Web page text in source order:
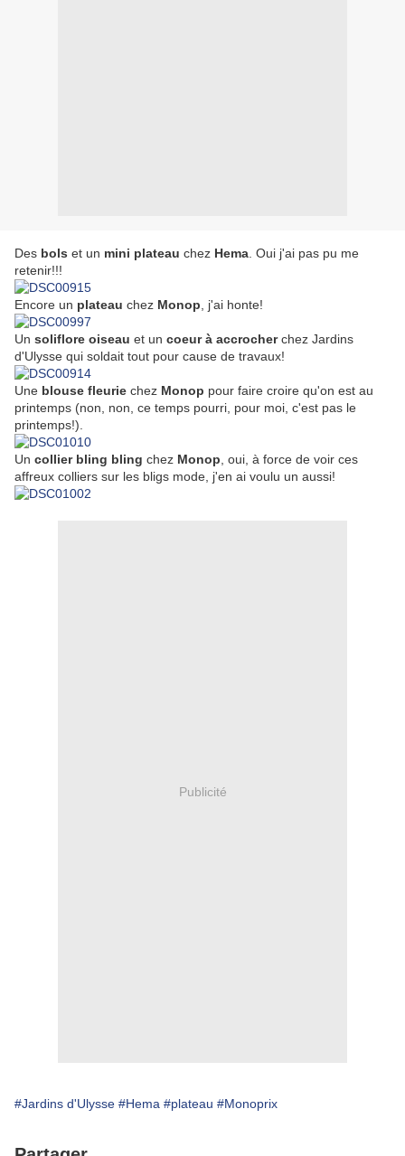
Des bols et un mini plateau chez Hema . Oui j'ai pas pu me
retenir!!!
Encore un plateau chez Monop , j'ai honte!
Un soliflore oiseau et un coeur à accrocherchez Jardins
d'Ulysse qui soldait tout pour cause de travaux!
Une blouse fleurie chez Monop pour faire croire qu'on est au
printemps (non, non, ce temps pourri, pour moi, c'est pas le
printemps!).
Un collier bling bling chez Monop , oui, à force de voir ces
affreux colliers sur les bligs mode, j'en ai voulu un aussi!
Publicité
#Jardins d'Ulysse #Hema #plateau #Monoprix